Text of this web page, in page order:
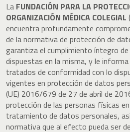
La FUNDACIÓN PARA LA
ORGANIZACIÓN MÉDICA COLEGIAL (
encuentra profundamente
de la normativa de protección de
garantiza el cumplimiento íntegro
dispuestas en la misma, y le
tratados de conformidad con lo
vigentes en protección de datos
(UE) 2016/679 de 27 de abril de
protección de las personas físicas
tratamiento de datos personales,
normativa que al efecto pueda ser